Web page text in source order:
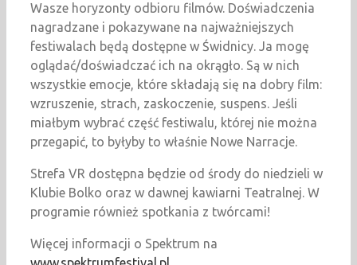
Wasze horyzonty odbioru filmów. Doświadczenia
nagradzane i pokazywane na najważniejszych
festiwalach będą dostępne w Świdnicy. Ja mogę
oglądać/doświadczać ich na okrągło. Są w nich
wszystkie emocje, które składają się na dobry film:
wzruszenie, strach, zaskoczenie, suspens. Jeśli
miałbym wybrać część festiwalu, której nie można
przegapić, to byłyby to właśnie Nowe Narracje.
Strefa VR dostępna będzie od środy do niedzieli w
Klubie Bolko oraz w dawnej kawiarni Teatralnej. W
programie również spotkania z twórcami!
Więcej informacji o Spektrum na